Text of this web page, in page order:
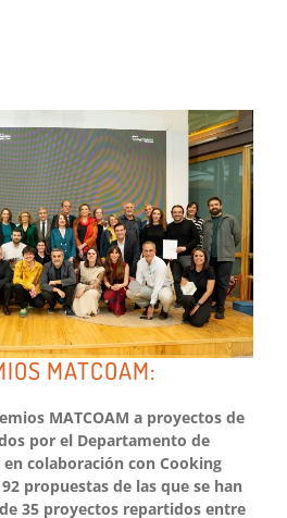
MATCOAM:
MATCOAM a proyectos de
por el Departamento de
en colaboración con Cooking
propuestas de las que se han
35 proyectos repartidos entre